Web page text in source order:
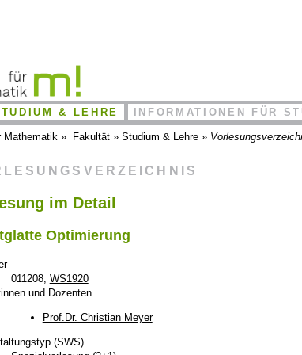
& LEHRE INFORMATIONEN FÜR
Mathematik » Fakultät »Studium & Lehre »
im Detail
Optimierung
011208, WS1920
und Dozenten
Prof.Dr. Christian Meyer
(SWS)